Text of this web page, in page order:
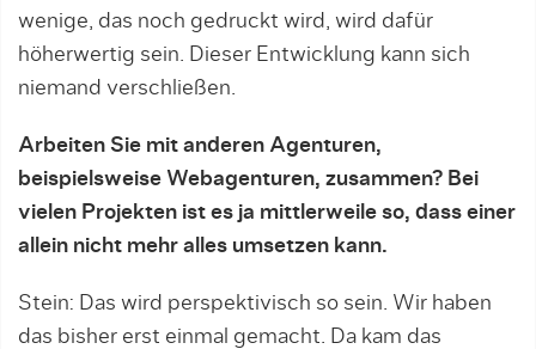
wenige, das noch gedruckt wird, wird dafür
höherwertig sein. Dieser Entwicklung kann sich
niemand verschließen.
Arbeiten Sie mit anderen Agenturen,
beispielsweise Webagenturen, zusammen? Bei
vielen Projekten ist es ja mittlerweile so, dass einer
allein nicht mehr alles umsetzen kann.
Stein: Das wird perspektivisch so sein. Wir haben
das bisher erst einmal gemacht. Da kam das